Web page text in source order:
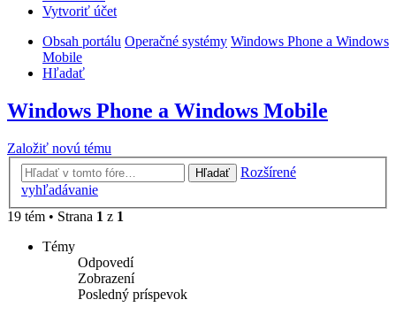
Vytvoriť účet
Obsah portálu Operačné systémy Windows Phone a Windows
Mobile
Hľadať
Windows Phone a Windows Mobile
Založiť novú tému
Hľadať
Rozšírené
vyhľadávanie
19 tém • Strana 1 z 1
Témy
Odpovedí
Zobrazení
Posledný príspevok